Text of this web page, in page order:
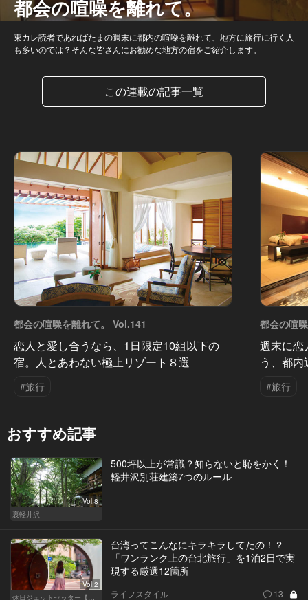
都会の喧噪を離れて。
東カレ読者であればたまの週末に都内の喧噪を離れて、地方に旅行に行く人
も多いのでは？そんな皆さんにお勧めな地方の宿をご紹介します。
この連載の記事一覧
都会の喧噪を離れて。 Vol.141
恋人と愛し合うなら、1日限定10組以下の
宿。人とあわない極上リゾート８選
#旅行
都会の喧
週末に恋
う、都
#旅行
おすすめ記事
Vol.8
裏軽井沢
500坪以上が常識？知らないと恥をかく！
軽井沢別荘建築7つのルール
Vol.2
台湾ってこんなにキラキラしてたの！？
「ワンランク上の台北旅行」を1泊2日で実
現する厳選12箇所
ライフスタイル 13